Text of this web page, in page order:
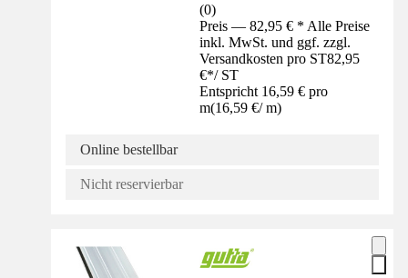
(0)
Preis — 82,95 € * Alle Preise
inkl. MwSt. und ggf. zzgl.
Versandkosten pro ST82,95
€*/ ST
Entspricht 16,59 € pro
m(16,59 €/ m)
Online bestellbar
Nicht reservierbar